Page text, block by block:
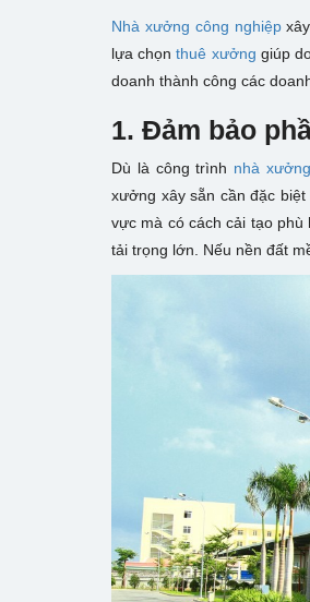
Nhà xưởng công nghiệpxây
lựa chọnthuê xưởng giúp
doanh thành công các
1. Đảm bảo
Dù là công trình nhà
xưởng xây sẵn cần đặc
vực mà có cách cải tạo
tải trọng lớn. Nếu nền đất